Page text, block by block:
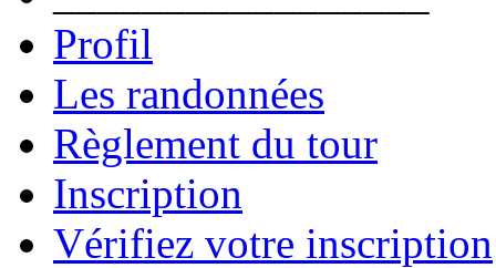
Profil
Les randonnées
Règlement du tour
Inscription
Vérifiez votre inscription